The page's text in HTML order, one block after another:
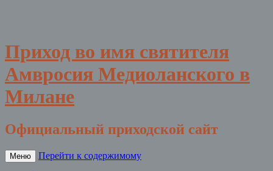
Приход во имя святителя
Амвросия Медиоланского в
Милане
Официальный приходской сайт
Меню Перейти к содержимому